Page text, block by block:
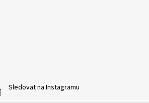
Sledovat na Instagramu